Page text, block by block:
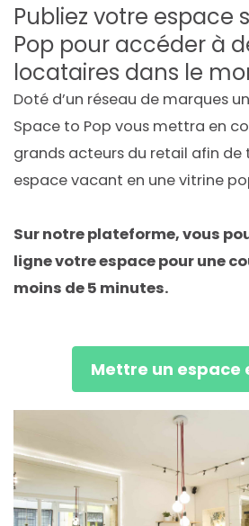
Publiez votre espace
Pop pour accéder à
locataires dans le
Doté d’un réseau de marques
Space to Pop vous mettra en
grands acteurs du retail afin
espace vacant en une vitrine
Sur notre plateforme, vous
ligne votre espace pour une
moins de 5 minutes.
Mettre un espace